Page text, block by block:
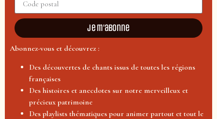
Je m'abonne
Abonnez-vous et découvrez :
Des découvertes de chants issus de toutes les régions
françaises
Des histoires et anecdotes sur notre merveilleux et
précieux patrimoine
Des playlists thématiques pour animer partout et tout le